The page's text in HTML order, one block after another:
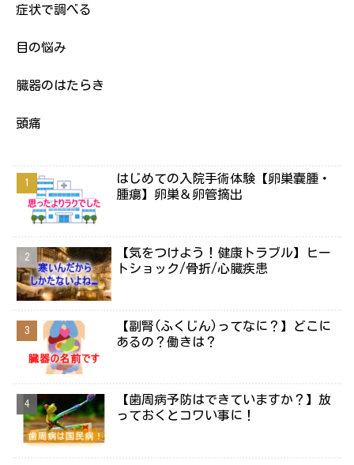
症状で調べる
目の悩み
臓器のはたらき
頭痛
はじめての入院手術体験【卵巣嚢腫・
腫瘍】卵巣＆卵管摘出
【気をつけよう！健康トラブル】ヒー
トショック/骨折/心臓疾患
【副腎(ふくじん)ってなに？】どこに
あるの？働きは？
【歯周病予防はできていますか？】放
っておくとコワい事に！